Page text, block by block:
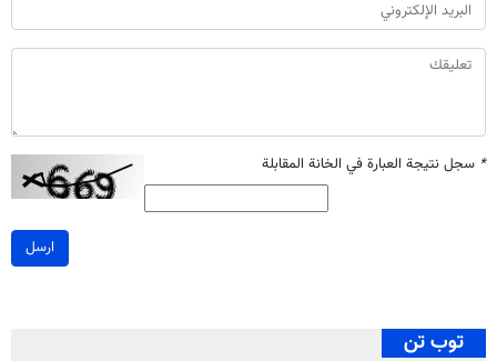
* سجل نتيجة العبارة في الخانة المقابلة
ارسل
توب تن